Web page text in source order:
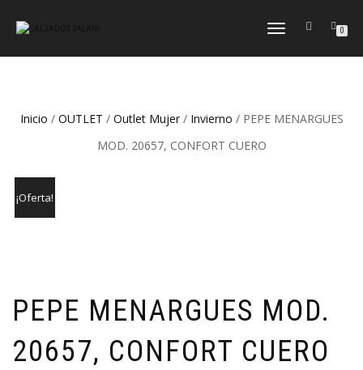
CAMBIAR
0
Inicio / OUTLET / Outlet Mujer/ Invierno / PEPE MENARGUES
MOD. 20657, CONFORT CUERO
¡Oferta!
PEPE MENARGUES MOD.
20657, CONFORT CUERO